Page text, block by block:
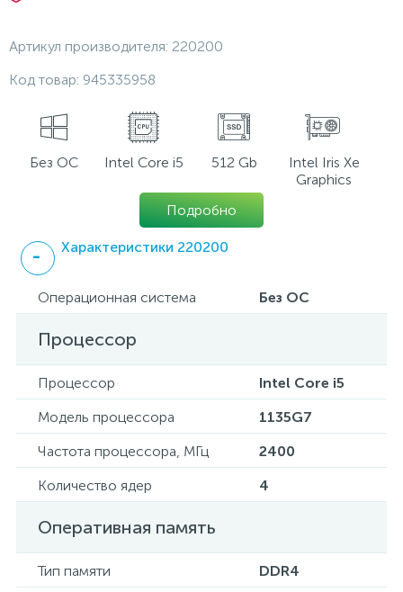
Артикул производителя: 220200
Код товар: 945335958
Без ОС Intel Core i5 512 Gb
Intel Iris Xe
Graphics
Подробно
Характеристики 220200
Операционная система Без ОС
Процессор
Процессор
Intel Core i5
Модель процессора
1135G7
Частота процессора, МГц
2400
Количество ядер
4
Оперативная память
Тип памяти
DDR4